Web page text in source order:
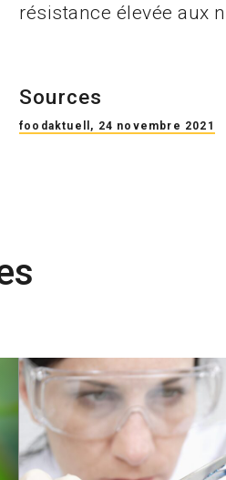
résistance élevée aux
Sources
foodaktuell, 24 novembre 2021